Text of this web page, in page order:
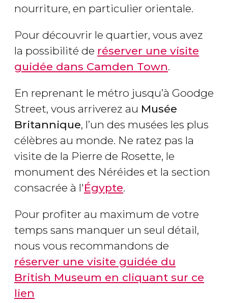
nourriture, en particulier orientale.
Pour découvrir le quartier, vous avez
la possibilité de réserver une visite
guidée dans Camden Town.
En reprenant le métro jusqu’à Goodge
Street, vous arriverez au Musée
Britannique, l’un des musées les plus
célèbres au monde. Ne ratez pas la
visite de la Pierre de Rosette, le
monument des Néréides et la section
consacrée à l'Égypte.
Pour profiter au maximum de votre
temps sans manquer un seul détail,
nous vous recommandons de
réserver une visite guidée du
British Museum en cliquant sur ce
lien